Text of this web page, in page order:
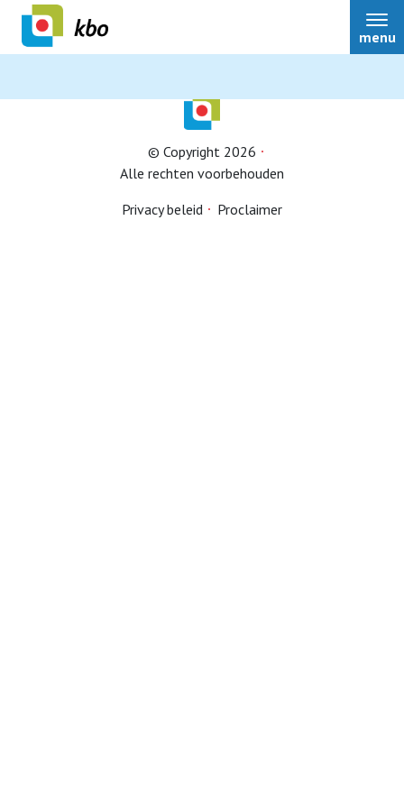
menu
© Copyright 2026
Alle rechten voorbehouden
Privacy beleid
Proclaimer